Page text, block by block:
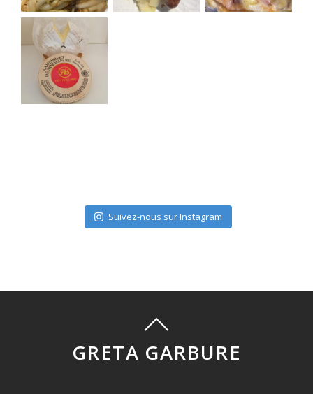
Suivez-nous sur Instagram
GRETA GARBURE